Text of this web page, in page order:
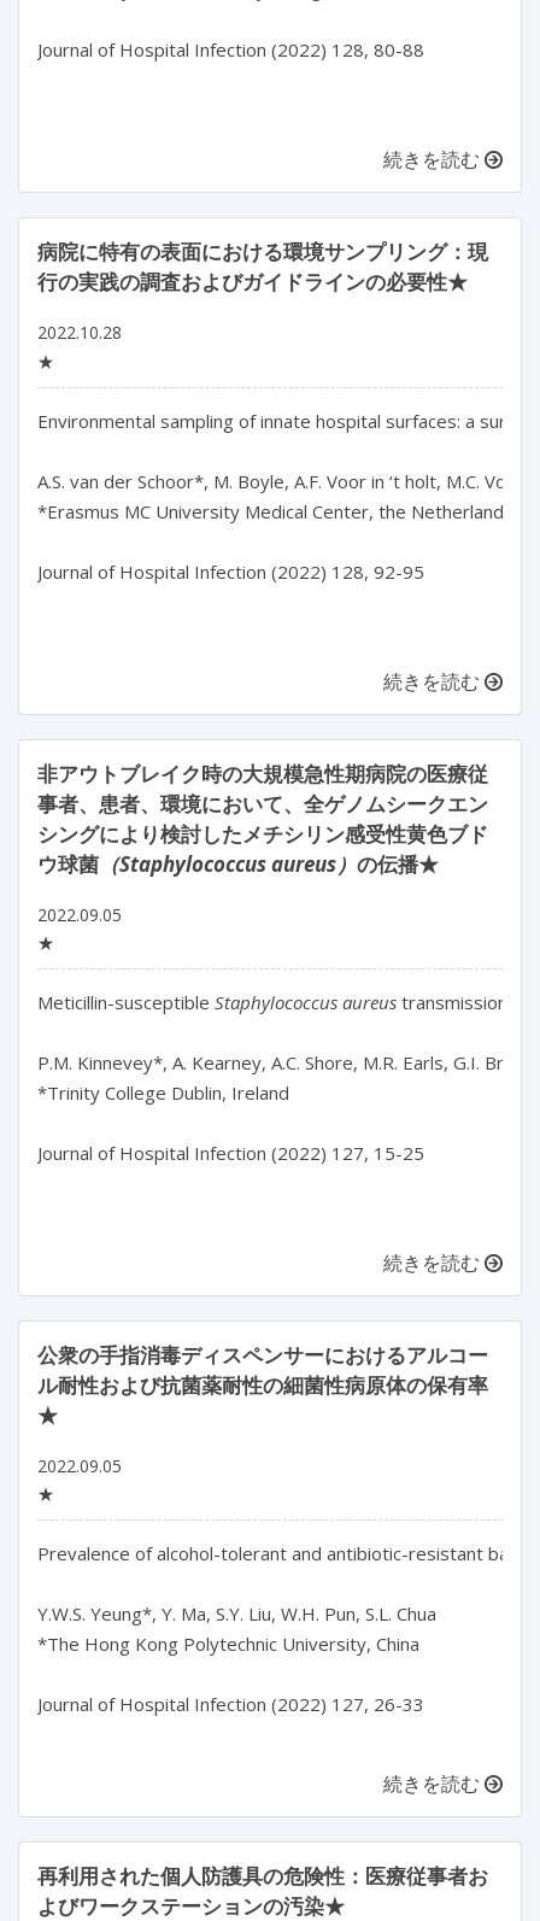
Journal of Hospital Infection (2022) 128, 80-88
続きを読む
病院に特有の表面における環境サンプリング：現
行の実践の調査およびガイドラインの必要性★
2022.10.28
★
Environmental sampling of innate hospital surfaces: a
A.S. van der Schoor*, M. Boyle, A.F. Voor in ‘t holt, M.C.
*Erasmus MC University Medical Center, the Netherlands
Journal of Hospital Infection (2022) 128, 92-95
続きを読む
非アウトブレイク時の大規模急性期病院の医療従
事者、患者、環境において、全ゲノムシークエン
シングにより検討したメチシリン感受性黄色ブド
ウ球菌 （Staphylococcus aureus） の伝播★
2022.09.05
★
Meticillin-susceptible Staphylococcus aureus transmission
P.M. Kinnevey*, A. Kearney, A.C. Shore, M.R. Earls, G.I.
*Trinity College Dublin, Ireland
Journal of Hospital Infection (2022) 127, 15-25
続きを読む
公衆の手指消毒ディスペンサーにおけるアルコー
ル耐性および抗菌薬耐性の細菌性病原体の保有率
★
2022.09.05
★
Prevalence of alcohol-tolerant and antibiotic-resistant
Y.W.S. Yeung*, Y. Ma, S.Y. Liu, W.H. Pun, S.L. Chua
*The Hong Kong Polytechnic University, China
Journal of Hospital Infection (2022) 127, 26-33
続きを読む
再利用された個人防護具の危険性：医療従事者お
よびワークステーションの汚染★